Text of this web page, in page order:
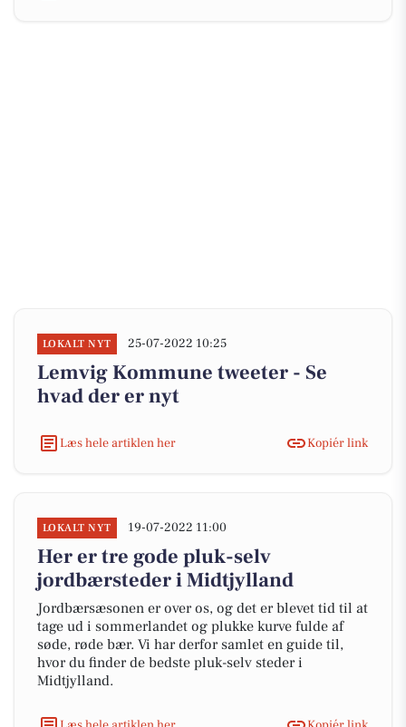
LOKALT NYT 25-07-2022 10:25
Lemvig Kommune tweeter - Se
hvad der er nyt
Læs hele artiklen her Kopiér link
LOKALT NYT 19-07-2022 11:00
Her er tre gode pluk-selv
jordbærsteder i Midtjylland
Jordbærsæsonen er over os, og det er blevet tid til at
tage ud i sommerlandet og plukke kurve fulde af
søde, røde bær. Vi har derfor samlet en guide til,
hvor du finder de bedste pluk-selv steder i
Midtjylland.